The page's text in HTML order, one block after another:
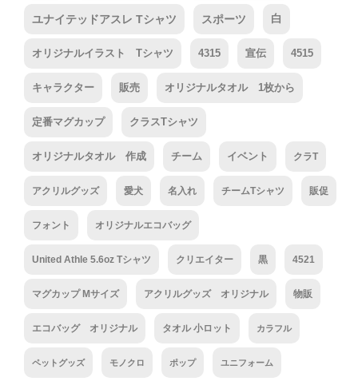
ユナイテッドアスレ Tシャツ スポーツ 白
オリジナルイラスト Tシャツ 4315 宣伝 4515
キャラクター 販売 オリジナルタオル 1枚から
定番マグカップ クラスTシャツ
オリジナルタオル 作成 チーム イベント クラT
アクリルグッズ 愛犬 名入れ チームTシャツ 販促
フォント オリジナルエコバッグ
United Athle 5.6oz Tシャツ クリエイター 黒 4521
マグカップ Mサイズ アクリルグッズ オリジナル 物販
エコバッグ オリジナル タオル 小ロット カラフル
ペットグッズ モノクロ ポップ ユニフォーム